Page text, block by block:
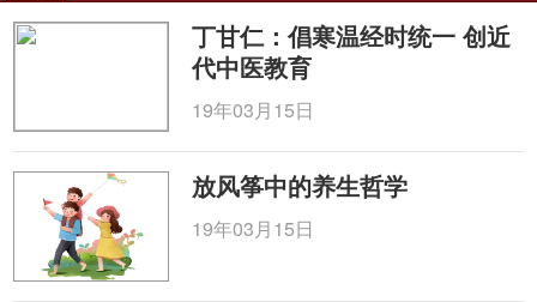
厚，拥有8个国家级重点专科专病(髋关节病专科、肿
瘤科、妇科、心血管病专科、针灸科、耳鼻喉科、糖
尿病专病、全国中医急诊临床基地)，已进入国家重点
专科专病单位数量最多的医院行列，其中多个专科专
病成为全国协作组组长或副组长单位；并拥有省级重
点专科专病17个(髋关节病专科、耳鼻喉专科、心血管
病专科、肿瘤专科、妇科专科、呼吸病专科、脑病专
科、肾病专科、糖尿病专科、眼底病专科、泌尿男科
专科、类风湿专科、脾胃病专科、创伤骨科专科、脊
丁甘仁：倡寒温经时统一 创近
代中医教育
19年03月15日
放风筝中的养生哲学
19年03月15日